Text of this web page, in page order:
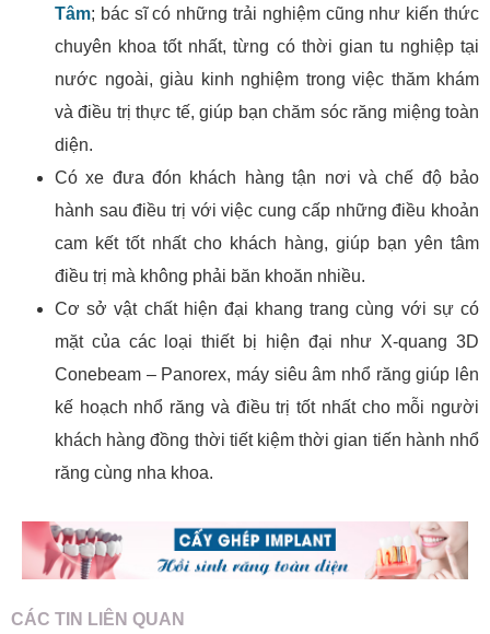
Tâm; bác sĩ có những trải nghiệm cũng như kiến thức
chuyên khoa tốt nhất, từng có thời gian tu nghiệp tại
nước ngoài, giàu kinh nghiệm trong việc thăm khám
và điều trị thực tế, giúp bạn chăm sóc răng miệng toàn
diện.
Có xe đưa đón khách hàng tận nơi và chế độ bảo
hành sau điều trị với việc cung cấp những điều khoản
cam kết tốt nhất cho khách hàng, giúp bạn yên tâm
điều trị mà không phải băn khoăn nhiều.
Cơ sở vật chất hiện đại khang trang cùng với sự có
mặt của các loại thiết bị hiện đại như X-quang 3D
Conebeam – Panorex, máy siêu âm nhổ răng giúp lên
kế hoạch nhổ răng và điều trị tốt nhất cho mỗi người
khách hàng đồng thời tiết kiệm thời gian tiến hành nhổ
răng cùng nha khoa.
CÁC TIN LIÊN QUAN